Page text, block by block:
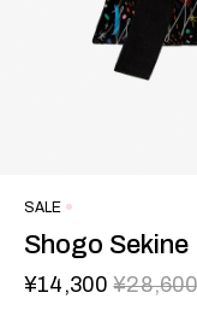
SALE
Shogo
¥14,300